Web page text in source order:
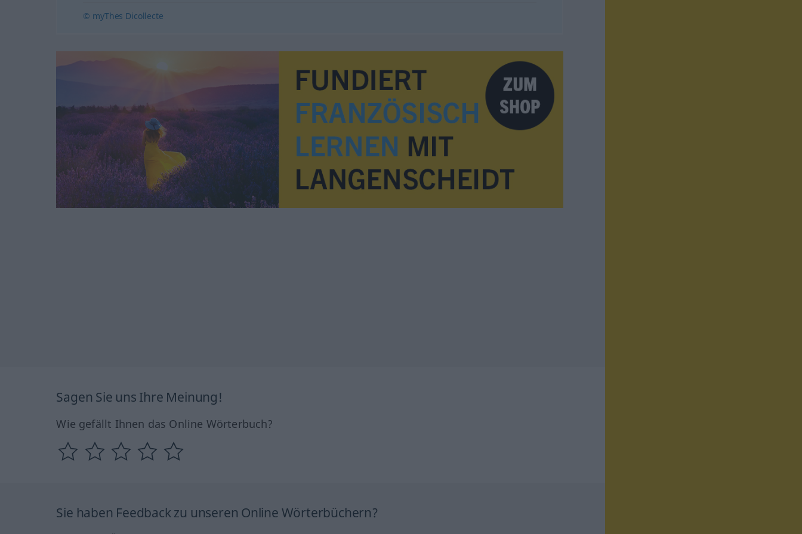
© myThes Dicollecte
Sagen Sie uns Ihre Meinung!
Wie gefällt Ihnen das Online Wörterbuch?
Sie haben Feedback zu unseren Online Wörterbüchern?